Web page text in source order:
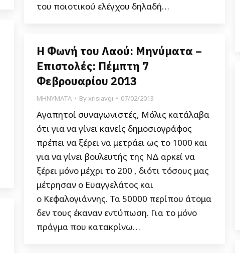
του ποιοτικού ελέγχου δηλαδή…
Η Φωνή του Λαού: Μηνύματα –
Επιστολές: Πέμπτη 7
Φεβρουαρίου 2013
ΜΗΝΥΜΑΤΑ Byxrisiavgi 07/02/2013
Αγαπητοί συναγωνιστές, Μόλις κατάλαβα
ότι για να γίνει κανείς δημοσιογράφος
πρέπει να ξέρει να μετράει ως το 1000 και
για να γίνει βουλευτής της ΝΔ αρκεί να
ξέρει μόνο μέχρι το 200 , διότι τόσους μας
μέτρησαν ο Ευαγγελάτος και
ο Κεφαλογιάννης. Τα 50000 περίπου άτομα
δεν τους έκαναν εντύπωση. Για το μόνο
πράγμα που κατακρίνω…